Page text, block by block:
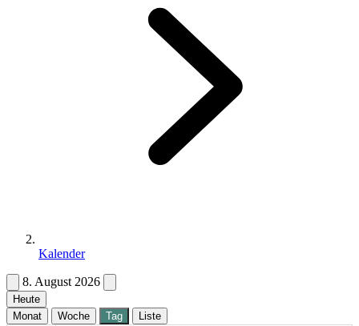
Kalender
8. August 2026
Heute
Monat
Woche Tag Liste